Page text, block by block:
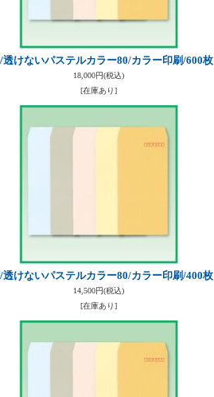
透けないパステルカラー80/カラー印刷/600枚
18,000円(税込)
[在庫あり]
透けないパステルカラー80/カラー印刷/400枚
14,500円(税込)
[在庫あり]